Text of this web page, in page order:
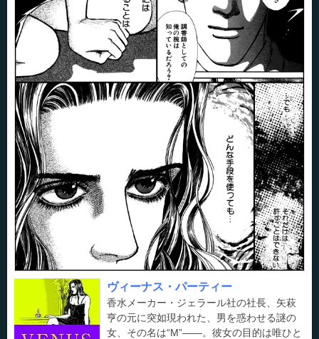
ヴィーナス・パーティー
香水メーカー・ジェラール社の社長、矢萩
亨の元に突如現われた、男を惑わせる謎の
女、その名は“M”――。彼女の目的は唯ひと